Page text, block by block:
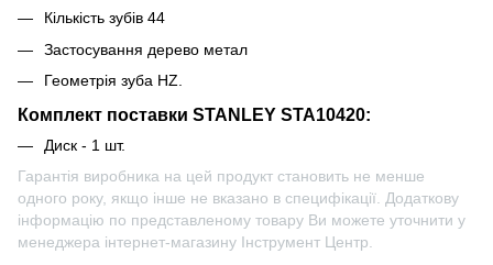
Кількість зубів 44
Застосування дерево метал
Геометрія зуба HZ.
Комплект поставки STANLEY STA10420:
Диск - 1 шт.
Гарантія виробника на цей продукт становить не менше
одного року, якщо інше не вказано в специфікації. Додаткову
інформацію по представленому товару Ви можете уточнити у
менеджера інтернет-магазину Інструмент Центр.